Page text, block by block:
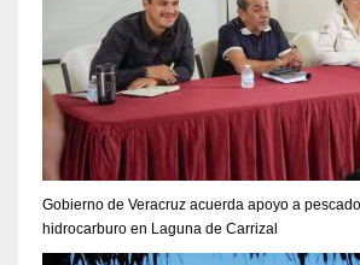
Gobierno de Veracruz acuerda apoyo a
hidrocarburo en Laguna de Carrizal